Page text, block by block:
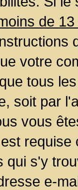
de 13
votre
tous
soit par
vous
qui s'y
e-